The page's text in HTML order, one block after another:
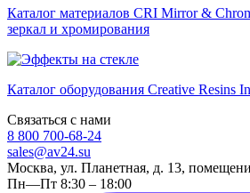
Каталог материалов CRI Mirror &
зеркал и хромирования
Каталог оборудования Creative Resins
Связаться с нами
8 800 700-68-24
sales@av24.su
Москва, ул. Планетная, д. 13,
Пн—Пт 8:30 – 18:00